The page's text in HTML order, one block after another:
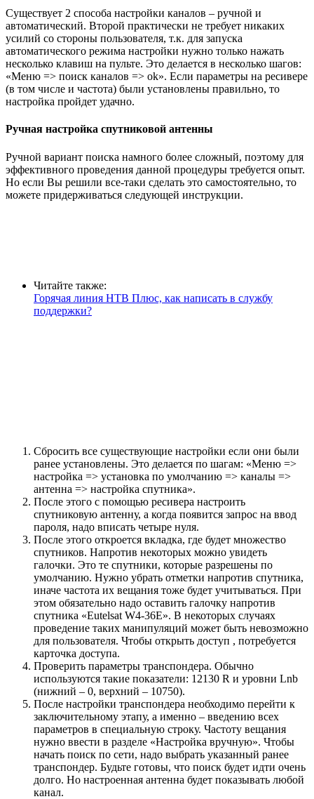
Существует 2 способа настройки каналов – ручной и
автоматический. Второй практически не требует никаких
усилий со стороны пользователя, т.к. для запуска
автоматического режима настройки нужно только нажать
несколько клавиш на пульте. Это делается в несколько шагов:
«Меню => поиск каналов => ok». Если параметры на ресивере
(в том числе и частота) были установлены правильно, то
настройка пройдет удачно.
Ручная настройка спутниковой антенны
Ручной вариант поиска намного более сложный, поэтому для
эффективного проведения данной процедуры требуется опыт.
Но если Вы решили все-таки сделать это самостоятельно, то
можете придерживаться следующей инструкции.
Читайте также:
Горячая линия НТВ Плюс, как написать в службу
поддержки?
Сбросить все существующие настройки если они были
ранее установлены. Это делается по шагам: «Меню =>
настройка => установка по умолчанию => каналы =>
антенна => настройка спутника».
После этого с помощью ресивера настроить
спутниковую антенну, а когда появится запрос на ввод
пароля, надо вписать четыре нуля.
После этого откроется вкладка, где будет множество
спутников. Напротив некоторых можно увидеть
галочки. Это те спутники, которые разрешены по
умолчанию. Нужно убрать отметки напротив спутника,
иначе частота их вещания тоже будет учитываться. При
этом обязательно надо оставить галочку напротив
спутника «Eutelsat W4-36Е». В некоторых случаях
проведение таких манипуляций может быть невозможно
для пользователя. Чтобы открыть доступ , потребуется
карточка доступа.
Проверить параметры транспондера. Обычно
используются такие показатели: 12130 R и уровни Lnb
(нижний – 0, верхний – 10750).
После настройки транспондера необходимо перейти к
заключительному этапу, а именно – введению всех
параметров в специальную строку. Частоту вещания
нужно ввести в разделе «Настройка вручную». Чтобы
начать поиск по сети, надо выбрать указанный ранее
транспондер. Будьте готовы, что поиск будет идти очень
долго. Но настроенная антенна будет показывать любой
канал.